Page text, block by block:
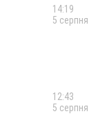
14:19
5 серпня
12:43
5 серпня